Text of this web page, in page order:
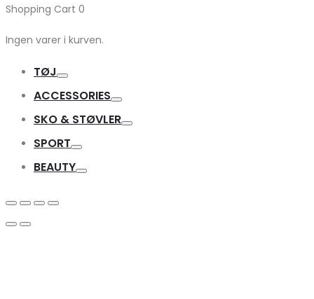
Shopping Cart 0
Ingen varer i kurven.
TØJ
ACCESSORIES
SKO & STØVLER
SPORT
BEAUTY